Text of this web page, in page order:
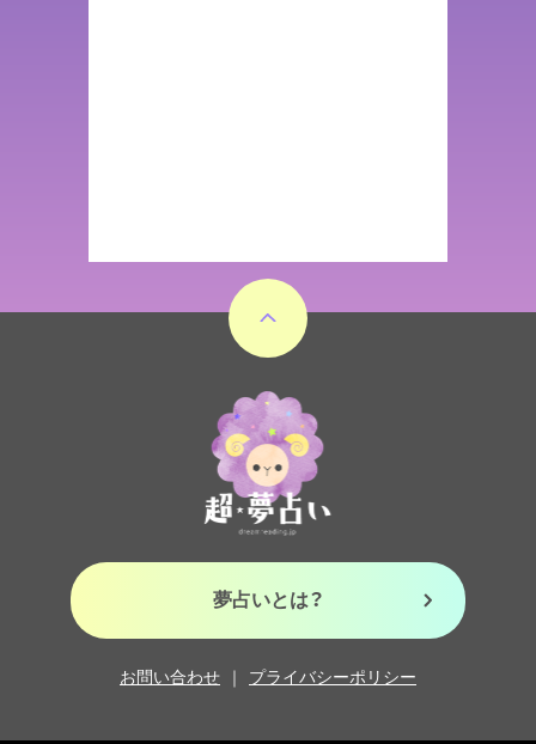
夢占いとは？
お問い合わせ プライバシーポリシー